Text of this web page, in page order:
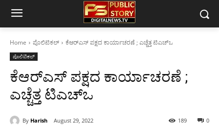
Home ಪೊಲಿಟಿಕಲ್ ಕೆಆರ್‌ಎಸ್ ಪಕ್ಷದ ಕಾರ್ಯಾಚರಣೆ ; ಎಚ್ಚೆತ್ತ ಟಿಎಚ್‌ಒ
ಪೊಲಿಟಿಕಲ್
ಕೆಆರ್‌ಎಸ್ ಪಕ್ಷದ ಕಾರ್ಯಾಚರಣೆ ;
ಎಚ್ಚೆತ್ತ ಟಿಎಚ್‌ಒ
By Harish August 29, 2022 0
189